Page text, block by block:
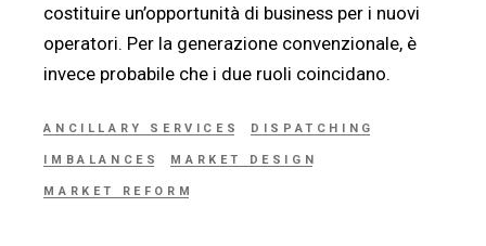
costituire un’opportunità di business per i nuovi
operatori. Per la generazione convenzionale, è
invece probabile che i due ruoli coincidano.
ANCILLARY SERVICES DISPATCHING
IMBALANCES MARKET DESIGN
MARKET REFORM